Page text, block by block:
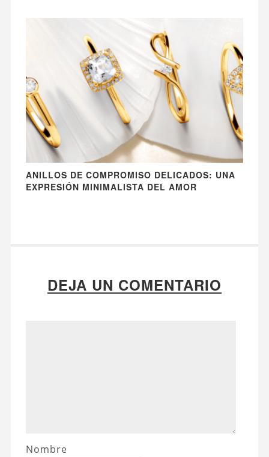
ANILLOS DE COMPROMISO DELICADOS: UNA
EXPRESIÓN MINIMALISTA DEL AMOR
DEJA UN COMENTARIO
Nombre